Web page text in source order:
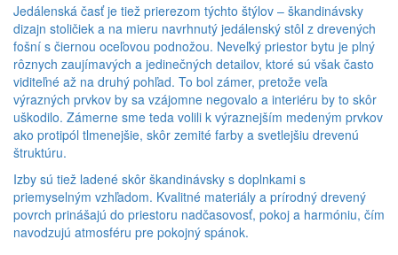
Jedálenská časť je tiež prierezom týchto štýlov – škandinávsky
dizajn stoličiek a na mieru navrhnutý jedálenský stôl z drevených
fošní s čiernou oceľovou podnožou. Neveľký priestor bytu je plný
rôznych zaujímavých a jedinečných detailov, ktoré sú však často
viditeľné až na druhý pohľad. To bol zámer, pretože veľa
výrazných prvkov by sa vzájomne negovalo a interiéru by to skôr
uškodilo. Zámerne sme teda volili k výraznejším medeným prvkov
ako protipól tlmenejšie, skôr zemité farby a svetlejšiu drevenú
štruktúru.
Izby sú tiež ladené skôr škandinávsky s doplnkami s
priemyselným vzhľadom. Kvalitné materiály a prírodný drevený
povrch prinášajú do priestoru nadčasovosť, pokoj a harmóniu, čím
navodzujú atmosféru pre pokojný spánok.